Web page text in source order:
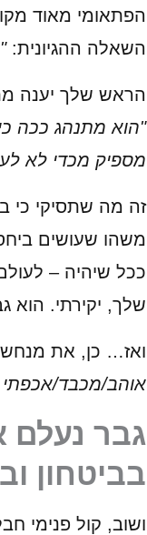
הפתאומי מאוד
השאלה ההגיונית:
הראש שלך יענה
"הוא מתנהג ככה
מספיק מכדי לא
זה מה שתסיקי כי
משהו שעושים
ככל שיהיה –
שלך, יקירתי. הוא
ואז… כן, את
אוהב/מכבד/
גבר נעלם
בביטחון
ושוב, קול פנימי